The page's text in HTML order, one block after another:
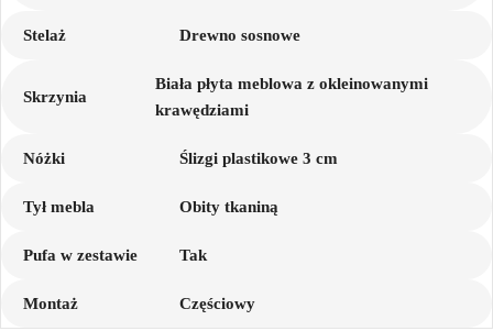
Stelaż Drewno sosnowe
Skrzynia
Biała płyta meblowa z okleinowanymi
krawędziami
Nóżki Ślizgi plastikowe 3 cm
Tył mebla Obity tkaniną
Pufa w zestawie Tak
Montaż Częściowy